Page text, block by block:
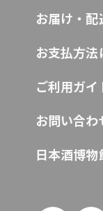
お届け・配
お支払方法
ご利用ガイ
お問い合わ
日本酒博物